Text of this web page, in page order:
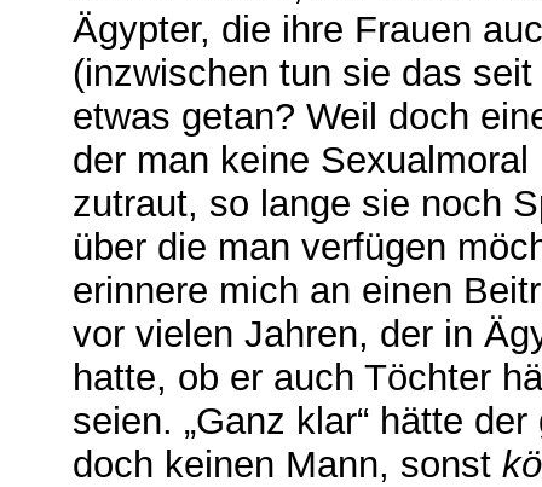
Ägypter, die ihre Frauen
(inzwischen tun sie das
etwas getan? Weil doch
der man keine
zutraut, so lange sie noch
über die man verfügen
erinnere mich an einen
vor vielen Jahren, der in
hatte, ob er auch Töchter
seien. „Ganz klar“ hätte
doch keinen Mann, sonst